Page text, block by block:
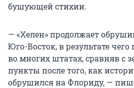
бушующей стихии.
— «Хелен» продолжает
Юго-Восток, в результате
во многих штатах, сравняв с
пункты после того, как
обрушился на Флориду, —